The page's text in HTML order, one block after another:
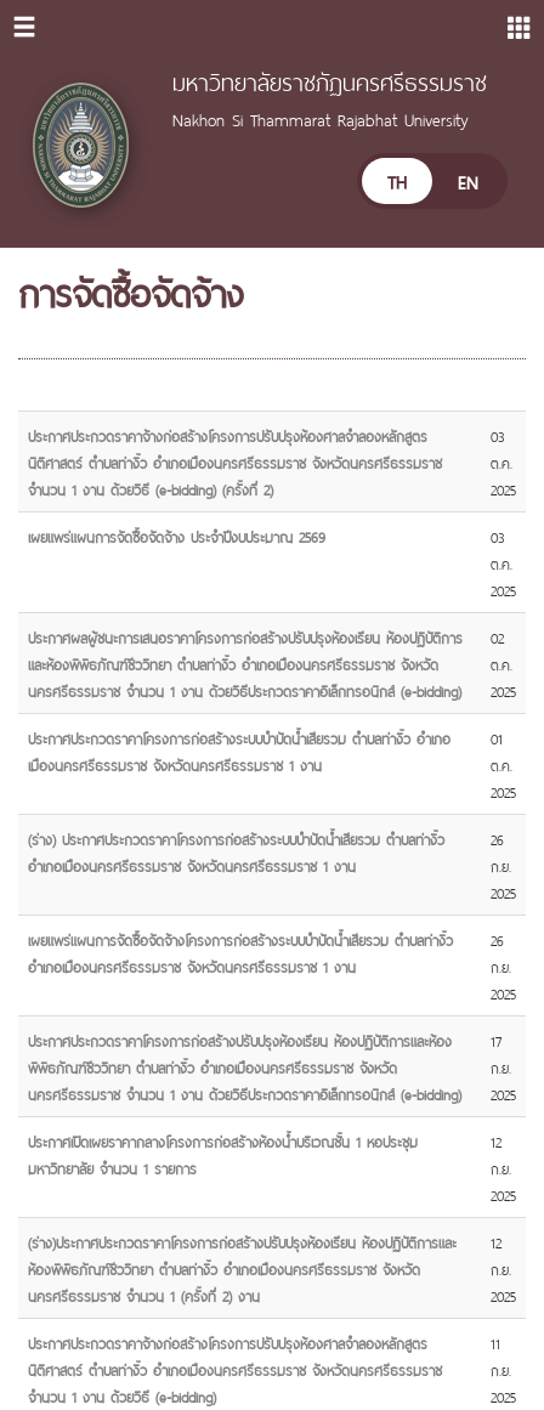
มหาวิทยาลัยราชภัฏนครศรีธรรมราช
Nakhon Si Thammarat Rajabhat University
TH EN
การจัดซื้อจัดจ้าง
ประกาศประกวดราคาจ้างก่อสร้างโครงการปรับปรุงห้องศาลจำลองหลักสูตร
นิติศาสตร์ ตำบลท่างิ้ว อำเภอเมืองนครศรีธรรมราช จังหวัดนครศรีธรรมราช
จำนวน 1 งาน ด้วยวิธี (e-bidding) (ครั้งที่ 2)
03
ต.ค.
2025
เผยแพร่แผนการจัดซื้อจัดจ้าง ประจำปีงบประมาณ 2569
03
ต.ค.
2025
ประกาศผลผู้ชนะการเสนอราคาโครงการก่อสร้างปรับปรุงห้องเรียน ห้องปฏิบัติการ
และห้องพิพิธภัณฑ์ชีววิทยา ตำบลท่างิ้ว อำเภอเมืองนครศรีธรรมราช จังหวัด
นครศรีธรรมราช จำนวน 1 งาน ด้วยวิธีประกวดราคาอิเล็กทรอนิกส์ (e-bidding)
02
ต.ค.
2025
ประกาศประกวดราคาโครงการก่อสร้างระบบบำบัดน้ำเสียรวม ตำบลท่างิ้ว อำเภอ
เมืองนครศรีธรรมราช จังหวัดนครศรีธรรมราช 1 งาน
01
ต.ค.
2025
(ร่าง) ประกาศประกวดราคาโครงการก่อสร้างระบบบำบัดน้ำเสียรวม ตำบลท่างิ้ว
อำเภอเมืองนครศรีธรรมราช จังหวัดนครศรีธรรมราช 1 งาน
26
ก.ย.
2025
เผยแพร่แผนการจัดซื้อจัดจ้างโครงการก่อสร้างระบบบำบัดน้ำเสียรวม ตำบลท่างิ้ว
อำเภอเมืองนครศรีธรรมราช จังหวัดนครศรีธรรมราช 1 งาน
26
ก.ย.
2025
ประกาศประกวดราคาโครงการก่อสร้างปรับปรุงห้องเรียน ห้องปฏิบัติการและห้อง
พิพิธภัณฑ์ชีววิทยา ตำบลท่างิ้ว อำเภอเมืองนครศรีธรรมราช จังหวัด
นครศรีธรรมราช จำนวน 1 งาน ด้วยวิธีประกวดราคาอิเล็กทรอนิกส์ (e-bidding)
17
ก.ย.
2025
ประกาศเปิดเผยราคากลางโครงการก่อสร้างห้องน้ำบริเวณชั้น 1 หอประชุม
มหาวิทยาลัย จำนวน 1 รายการ
12
ก.ย.
2025
(ร่าง)ประกาศประกวดราคาโครงการก่อสร้างปรับปรุงห้องเรียน ห้องปฏิบัติการและ
ห้องพิพิธภัณฑ์ชีววิทยา ตำบลท่างิ้ว อำเภอเมืองนครศรีธรรมราช จังหวัด
นครศรีธรรมราช จำนวน 1 (ครั้งที่ 2) งาน
12
ก.ย.
2025
ประกาศประกวดราคาจ้างก่อสร้างโครงการปรับปรุงห้องศาลจำลองหลักสูตร
นิติศาสตร์ ตำบลท่างิ้ว อำเภอเมืองนครศรีธรรมราช จังหวัดนครศรีธรรมราช
จำนวน 1 งาน ด้วยวิธี (e-bidding)
11
ก.ย.
2025